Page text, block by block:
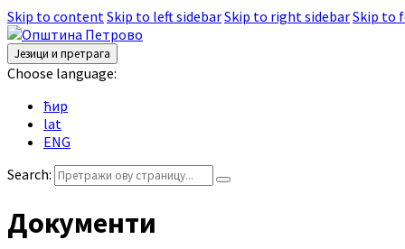
Skip to contentSkip to left sidebarSkip to right sidebarSkip to
Језици и претрага
Choose language:
ћир
lat
ENG
Search:
Документи